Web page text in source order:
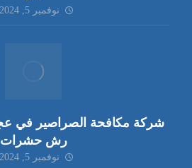
نوفمبر 5, 2024
رش حشرات
نوفمبر 5, 2024